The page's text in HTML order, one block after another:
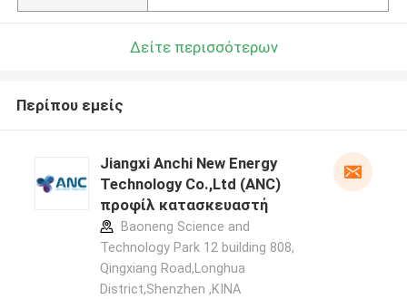
Δείτε περισσότερων
Περίπου εμείς
Jiangxi Anchi New Energy
Technology Co.,Ltd (ANC)
προφίλ κατασκευαστή
Baoneng Science and
Technology Park 12 building 808,
Qingxiang Road,Longhua
District,Shenzhen ,ΚΙΝΑ